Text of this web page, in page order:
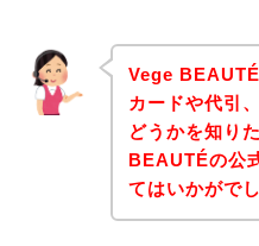
Vege
カードや代引
どうかを知り
BEAUTÉの公
てはいかがで